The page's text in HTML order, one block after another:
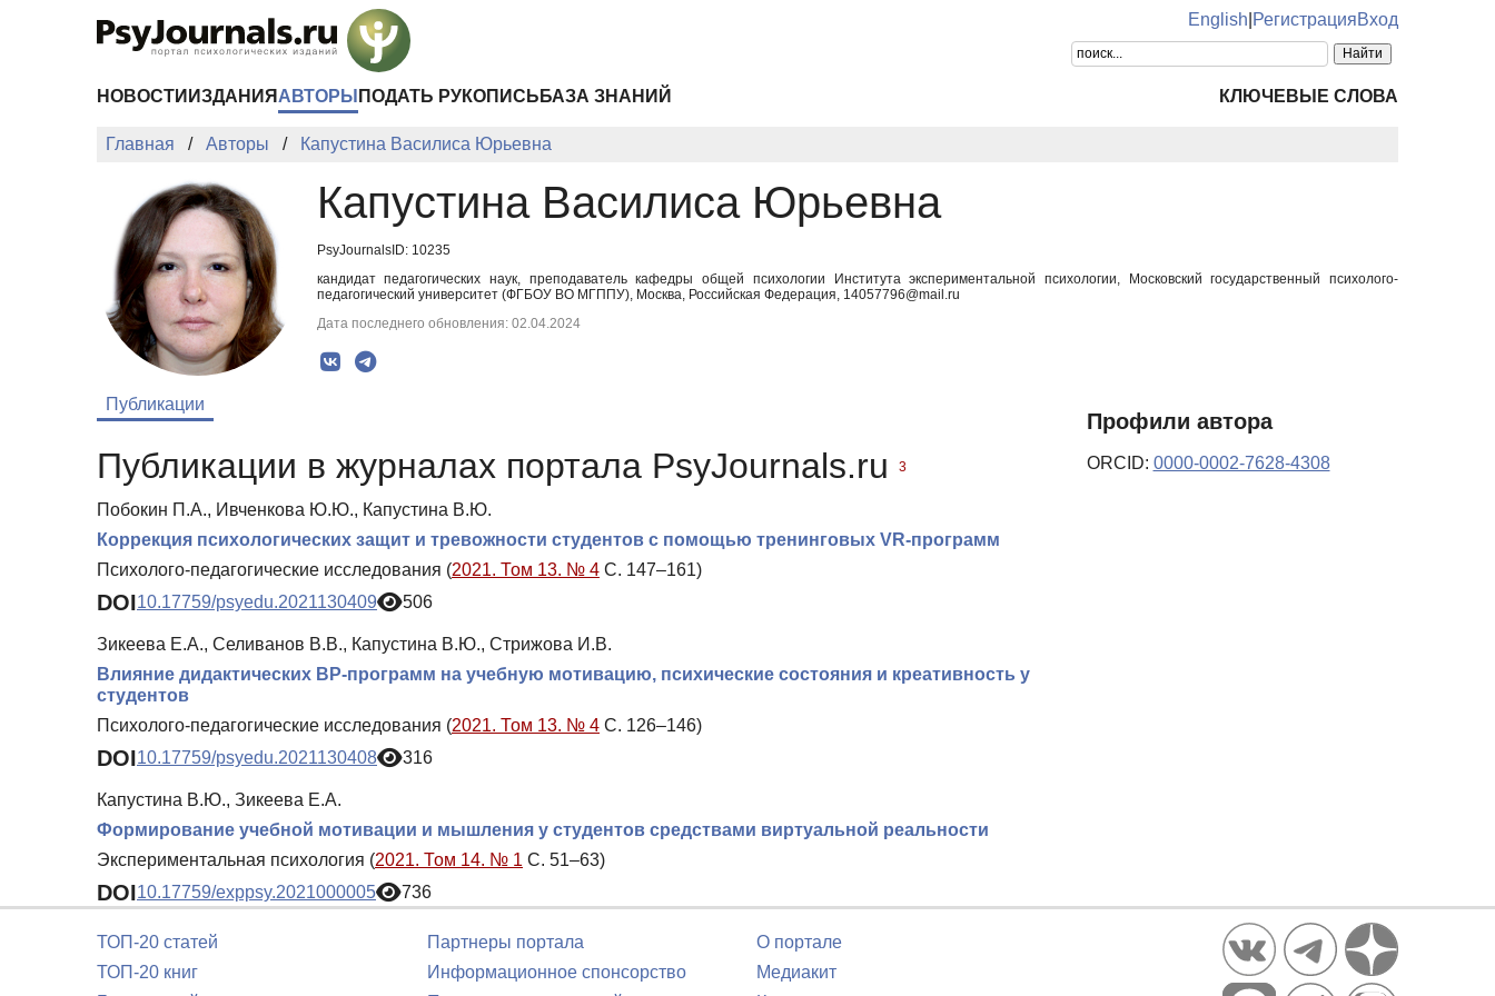
English РегистрацияВход
НОВОСТИ ИЗДАНИЯ АВТОРЫ ПОДАТЬ РУКОПИСЬ БАЗА ЗНАНИЙ КЛЮЧЕВЫЕ СЛОВА
Главная Авторы Капустина Василиса Юрьевна
Капустина Василиса Юрьевна
PsyJournalsID: 10235
кандидат педагогических наук, преподаватель кафедры общей психологии Института экспериментальной психологии, Московский государственный психолого-
педагогический университет (ФГБОУ ВО МГППУ), Москва, Российская Федерация, 14057796@mail.ru
Дата последнего обновления: 02.04.2024
Публикации
Публикации в журналах портала PsyJournals.ru 3
Побокин П.А., Ивченкова Ю.Ю., Капустина В.Ю.
Коррекция психологических защит и тревожности студентов с помощью тренинговых VR-программ
Психолого-педагогические исследования (2021. Том 13. № 4 С. 147–161)
DOI10.17759/psyedu.2021130409 506
Зикеева Е.А., Селиванов В.В., Капустина В.Ю., Стрижова И.В.
Влияние дидактических ВР-программ на учебную мотивацию, психические состояния и креативность у
студентов
Психолого-педагогические исследования (2021. Том 13. № 4 С. 126–146)
DOI10.17759/psyedu.2021130408 316
Капустина В.Ю., Зикеева Е.А.
Формирование учебной мотивации и мышления у студентов средствами виртуальной реальности
Экспериментальная психология (2021. Том 14. № 1 С. 51–63)
DOI10.17759/exppsy.2021000005 736
Профили автора
ORCID: 0000-0002-7628-4308
ТОП-20 статей
ТОП-20 книг
Партнеры портала
Информационное спонсорство
О портале
Медиакит